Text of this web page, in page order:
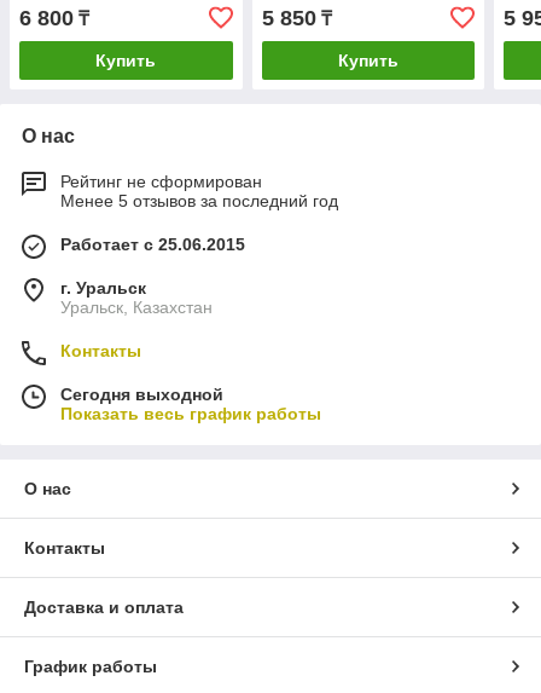
1КВТп-3х(150-240) без
болтовых наконечников
6 800 ₸
Купить
1КВТп-4х(16-25) без
болтовых наконечников
5 850₸
Купить
5
О нас
Рейтинг не сформирован
Менее 5 отзывов за последний год
Работает с 25.06.2015
г. Уральск
Уральск, Казахстан
Контакты
Сегодня выходной
Показать весь график работы
О нас
Контакты
Доставка и оплата
График работы